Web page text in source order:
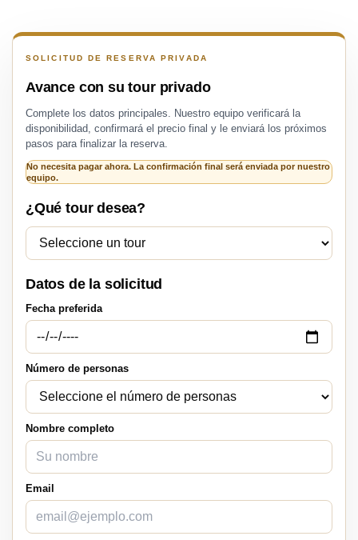
SOLICITUD DE RESERVA PRIVADA
Avance con su tour privado
Complete los datos principales. Nuestro equipo verificará la
disponibilidad, confirmará el precio final y le enviará los próximos
pasos para finalizar la reserva.
No necesita pagar ahora. La confirmación final será enviada por nuestro
equipo.
¿Qué tour desea?
Datos de la solicitud
Fecha preferida
Número de personas
Nombre completo
Email